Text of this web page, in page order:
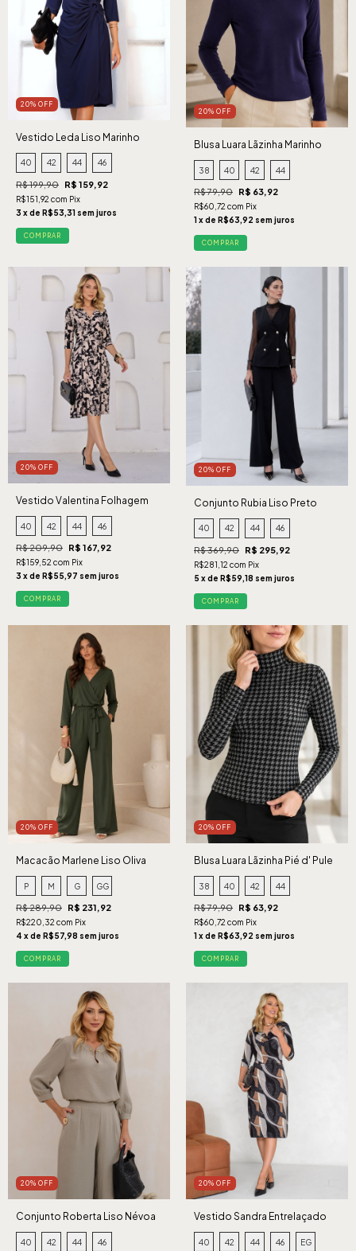
20% OFF
Vestido Leda Liso Marinho
40 42 44 46
R$ 199,90 R$ 159,92
R$151,92 com Pix
3 x de R$53,31 sem juros
COMPRAR
20% OFF
Blusa Luara Lãzinha Marinho
38 40 42 44
R$ 79,90 R$ 63,92
R$60,72 com Pix
1 x de R$63,92 sem juros
COMPRAR
20% OFF
Vestido Valentina Folhagem
Preto
40 42 44 46
R$ 209,90 R$ 167,92
R$159,52 com Pix
3 x de R$55,97 sem juros
COMPRAR
20% OFF
Conjunto Rubia Liso Preto
40 42 44 46
R$ 369,90 R$ 295,92
R$281,12 com Pix
5 x de R$59,18 sem juros
COMPRAR
20% OFF
Macacão Marlene Liso Oliva
P M G GG
R$ 289,90 R$ 231,92
R$220,32 com Pix
4 x de R$57,98 sem juros
COMPRAR
20% OFF
Blusa Luara Lãzinha Pié d' Pule
38 40 42 44
R$ 79,90 R$ 63,92
R$60,72 com Pix
1 x de R$63,92 sem juros
COMPRAR
20% OFF
Conjunto Roberta Liso Névoa
40 42 44 46
20% OFF
Vestido Sandra Entrelaçado
Preto
40 42 44 46 EG